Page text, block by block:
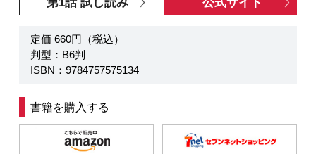
第1話 試し読み 公式サイト
定価 660円（税込）
判型：B6判
ISBN：9784757575134
書籍を購入する